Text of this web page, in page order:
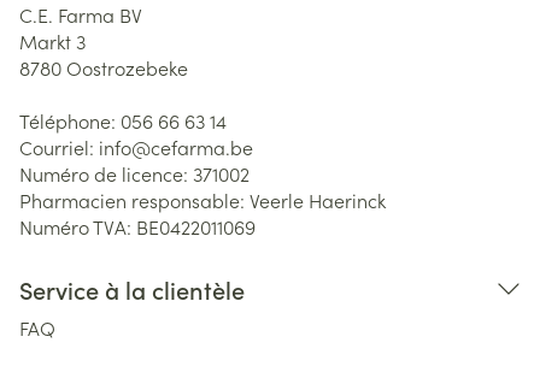
C.E. Farma BV
Markt 3
8780Oostrozebeke
Téléphone: 056 66 63 14
Courriel: info@cefarma.be
Numéro de licence: 371002
Pharmacien responsable: Veerle Haerinck
Numéro TVA: BE0422011069
Service à la clientèle
FAQ